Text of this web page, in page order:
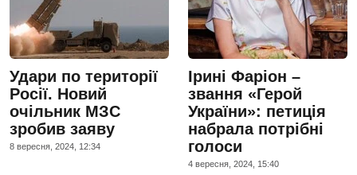
Удари по території
Росії. Новий
очільник МЗС
зробив заяву
8 вересня, 2024, 12:34
Ірині Фаріон –
звання «Герой
України»: петиція
набрала потрібні
голоси
4 вересня, 2024, 15:40